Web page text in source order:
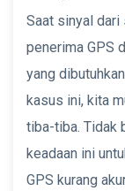
Saat sinyal dari
penerima GPS
yang
kasus ini, kita
tiba-tiba. Tidak
keadaan ini
GPS kurang